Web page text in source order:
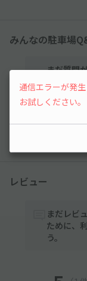
みんなの駐車場
まだ質問
不安な点
レビュー
まだレビ
ために、
う。
通信エラーが発
お試しください。